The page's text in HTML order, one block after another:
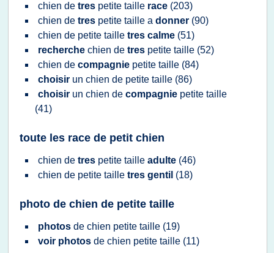
chien de tres petite taille race (203)
chien de tres petite taille a donner (90)
chien de petite taille tres calme (51)
recherche chien de tres petite taille (52)
chien de compagnie petite taille (84)
choisir un chien de petite taille (86)
choisir un chien de compagnie petite taille
(41)
toute les race de petit chien
chien de tres petite taille adulte (46)
chien de petite taille tres gentil (18)
photo de chien de petite taille
photos de chien petite taille (19)
voir photos de chien petite taille (11)